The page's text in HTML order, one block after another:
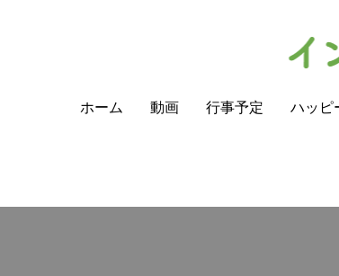
ホーム 動画 行事予定 ハッピ